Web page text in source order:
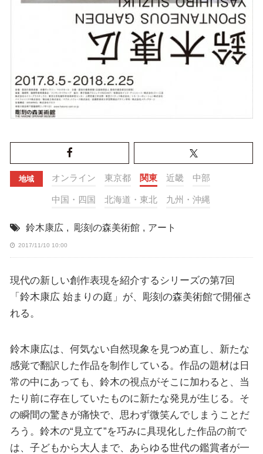
地域 オンライン 東京都 関東 近畿 中部
中国・四国 北海道・東北 九州・沖縄
鈴木康広 , 彫刻の森美術館 , アート
2017/11/10 10:00
現代の新しい創作表現を紹介するシリーズの第7回
「鈴木康広 始まりの庭」が、彫刻の森美術館で開催さ
れる。
鈴木康広は、何気ない自然現象を見つめ直し、新たな
感覚で翻訳した作品を制作している。作品の題材は日
常の中にあっても、鈴木の視点がそこに加わると、当
たり前に存在していたものに新たな発見が生じる。そ
の瞬間の驚きが痛快で、思わず微笑んでしまうことだ
ろう。鈴木の“見立て”を巧みに具現化した作品の前で
は、子どもから大人まで、あらゆる世代の鑑賞者が一